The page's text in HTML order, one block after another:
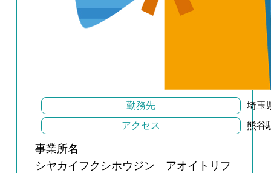
勤務先
埼玉
アクセス
熊谷
事業所名
シヤカイフクシホウジン アオイトリフ